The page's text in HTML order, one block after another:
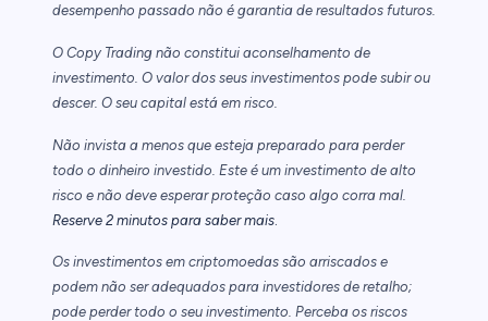
desempenho passado não é garantia de resultados futuros.
O Copy Trading não constitui aconselhamento de
investimento. O valor dos seus investimentos pode subir ou
descer. O seu capital está em risco.
Não invista a menos que esteja preparado para perder
todo o dinheiro investido. Este é um investimento de alto
risco e não deve esperar proteção caso algo corra mal.
Reserve 2 minutos para saber mais
Os investimentos em criptomoedas são arriscados e
podem não ser adequados para investidores de retalho;
pode perder todo o seu investimento. Perceba os riscos